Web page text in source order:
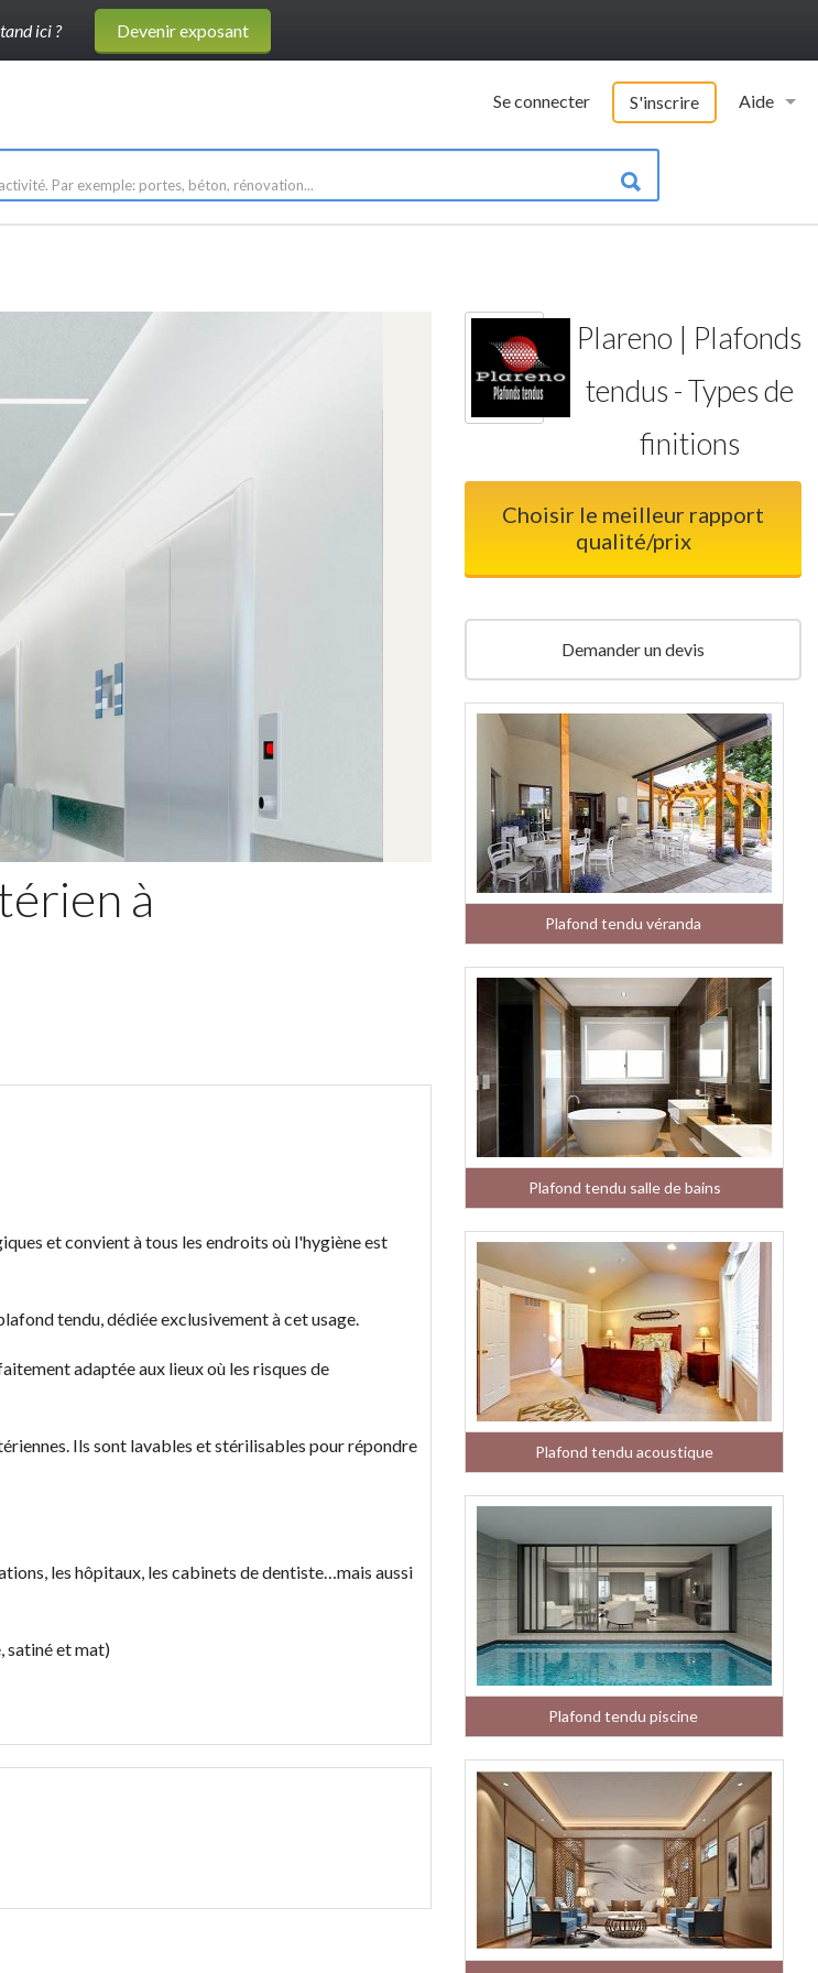
ici ? Devenir exposant
Se connecter S'inscrire Aide
Qui
à
et convient à tous les endroits où l'hygiène est
tendu, dédiée exclusivement à cet usage.
adaptée aux lieux où les risques de
Ils sont lavables et stérilisables pour répondre
les hôpitaux, les cabinets de dentiste…mais aussi
satiné et mat)
Plareno | Plafonds
tendus - Types de
finitions
Choisir le meilleur rapport
qualité/prix
Demander un devis
Plafond tendu véranda
Plafond tendu salle de bains
Plafond tendu acoustique
Plafond tendu piscine